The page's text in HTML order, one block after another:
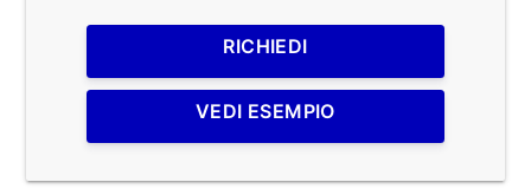
RICHIEDI
VEDI ESEMPIO